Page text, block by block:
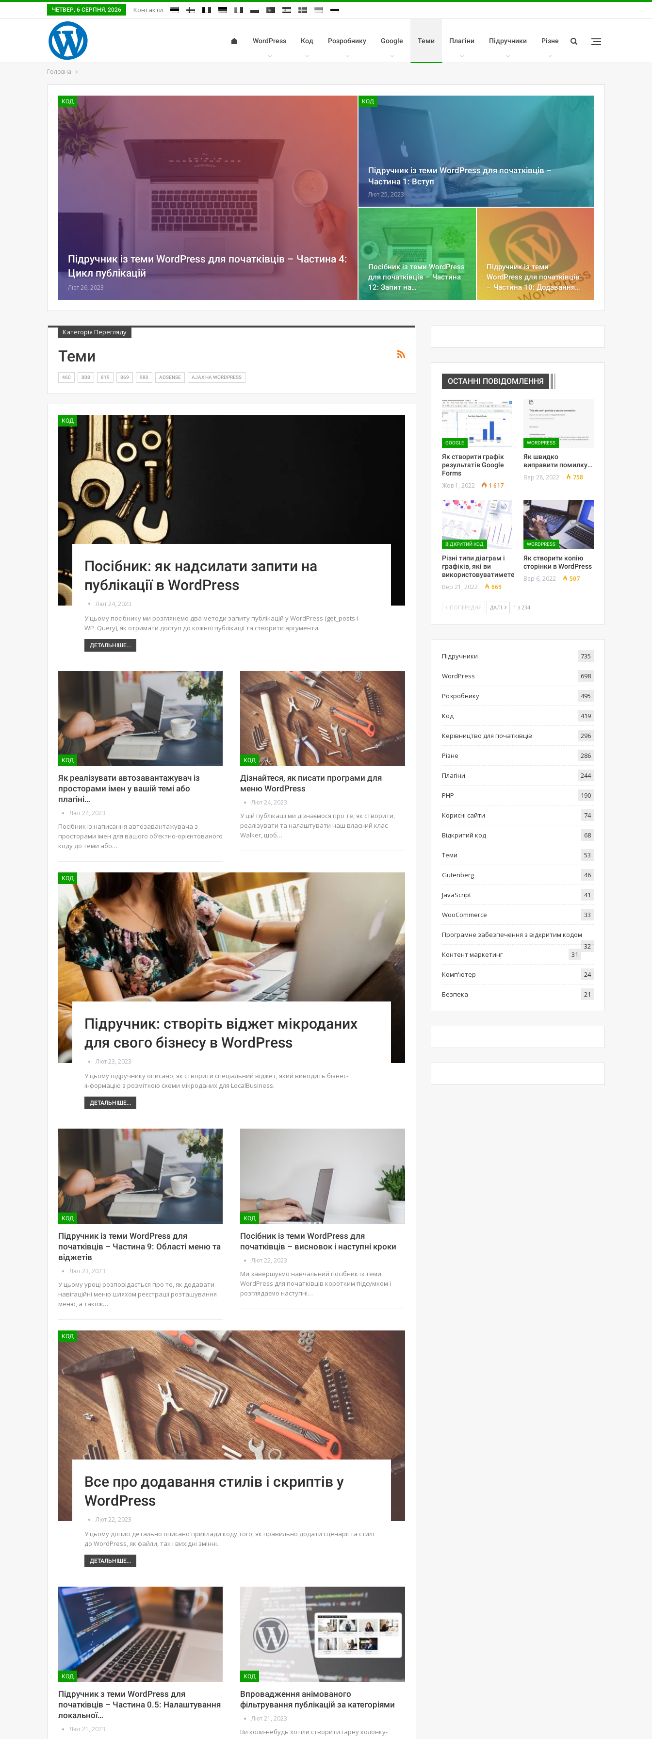
ЧЕТВЕР, 6 СЕРПНЯ, 2026 Контакти
WordPress Код Розробнику Google Теми Плагіни Підручники Різне
Головна
КОД
Підручник із теми WordPress для початківців – Частина 4:
Цикл публікацій
Лют 26, 2023
КОД
Підручник із теми WordPress для початківців –
Частина 1: Вступ
Лют 25, 2023
Посібник із теми WordPress
для початківців – Частина
12: Запит на…
Підручник із теми
WordPress для початківців
– Частина 10: Додавання…
Категорія Перегляду
Теми
460 808 819 869 980 ADSENSE AJAX НА WORDPRESS
КОД
Посібник: як надсилати запити на
публікації в WordPress
Лют 24, 2023
У цьому посібнику ми розглянемо два методи запиту публікацій у WordPress (get_posts і
WP_Query), як отримати доступ до кожної публікації та створити аргументи.
ДЕТАЛЬНІШЕ...
КОД
Як реалізувати автозавантажувач із
просторами імен у вашій темі або
плагіні…
Лют 24, 2023
Посібник із написання автозавантажувача з
просторами імен для вашого об’єктно-орієнтованого
коду до теми або…
КОД
Дізнайтеся, як писати програми для
меню WordPress
Лют 24, 2023
У цій публікації ми дізнаємося про те, як створити,
реалізувати та налаштувати наш власний клас
Walker, щоб…
КОД
Підручник: створіть віджет мікроданих
для свого бізнесу в WordPress
Лют 23, 2023
У цьому підручнику описано, як створити спеціальний віджет, який виводить бізнес-
інформацію з розміткою схеми мікроданих для LocalBusiness.
ДЕТАЛЬНІШЕ...
КОД
Підручник із теми WordPress для
початківців – Частина 9: Області меню та
віджетів
Лют 23, 2023
У цьому уроці розповідається про те, як додавати
навігаційні меню шляхом реєстрації розташування
меню, а також…
КОД
Посібник із теми WordPress для
початківців – висновок і наступні кроки
Лют 22, 2023
Ми завершуємо навчальний посібник із теми
WordPress для початківців коротким підсумком і
розглядаємо наступні…
КОД
Все про додавання стилів і скриптів у
WordPress
Лют 22, 2023
У цьому дописі детально описано приклади коду того, як правильно додати сценарії та стилі
до WordPress, як файли, так і вихідні змінні.
ДЕТАЛЬНІШЕ...
КОД
Підручник з теми WordPress для
початківців – Частина 0.5: Налаштування
локальної…
Лют 21, 2023
КОД
Впровадження анімованого
фільтрування публікацій за категоріями
Лют 21, 2023
Ви коли-небудь хотіли створити гарну колонку-
ОСТАННІ ПОВІДОМЛЕННЯ
GOOGLE
Як створити графік
результатів Google
Forms
Жов 1, 2022 1 617
WORDPRESS
Як швидко
виправити помилку…
Вер 28, 2022 758
ВІДКРИТИЙ КОД
Різні типи діаграм і
графіків, які ви
використовуватимете
Вер 21, 2022 669
WORDPRESS
Як створити копію
сторінки в WordPress
Вер 6, 2022 507
ПОПЕРЕДНЯ ДАЛІ 1 з 234
Підручники 735
WordPress 698
Розробнику 495
Код 419
Керівництво для початківців 296
Різне 286
Плагіни 244
PHP 190
Корисні сайти 74
Відкритий код 68
Теми 53
Gutenberg 46
JavaScript 41
WooCommerce 33
Програмне забезпечення з відкритим кодом
32
Контент маркетинг
31
Комп'ютер 24
Безпека 21